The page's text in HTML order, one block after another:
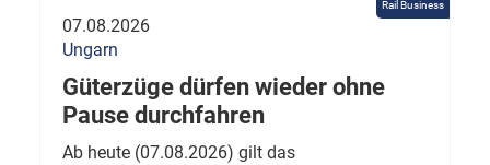
Rail Business
07.08.2026
Ungarn
Güterzüge dürfen wieder ohne
Pause durchfahren
Ab heute (07.08.2026) gilt das